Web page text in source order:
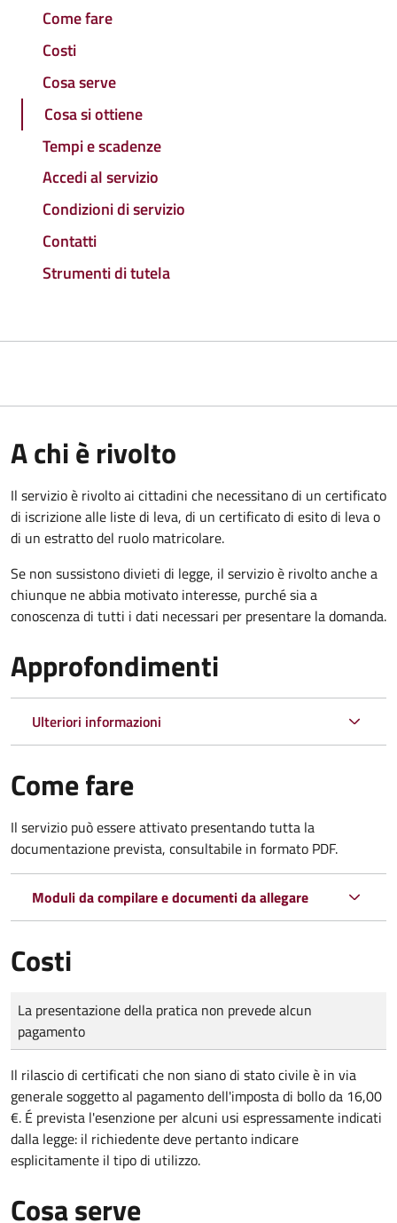
Come fare
Costi
Cosa serve
Cosa si ottiene
Tempi e scadenze
Accedi al servizio
Condizioni di servizio
Contatti
Strumenti di tutela
A chi è rivolto
Il servizio è rivolto ai cittadini che necessitano di un certificato
di iscrizione alle liste di leva, di un certificato di esito di leva o
di un estratto del ruolo matricolare.
Se non sussistono divieti di legge, il servizio è rivolto anche a
chiunque ne abbia motivato interesse, purché sia a
conoscenza di tutti i dati necessari per presentare la domanda.
Approfondimenti
Ulteriori informazioni
Come fare
Il servizio può essere attivato presentando tutta la
documentazione prevista, consultabile in formato PDF.
Moduli da compilare e documenti da allegare
Costi
Tipo di pagamento
Importo
La presentazione della pratica non prevede alcun
pagamento
Il rilascio di certificati che non siano di stato civile è in via
generale soggetto al pagamento dell'imposta di bollo da 16,00
€. É prevista l'esenzione per alcuni usi espressamente indicati
dalla legge: il richiedente deve pertanto indicare
esplicitamente il tipo di utilizzo.
Cosa serve